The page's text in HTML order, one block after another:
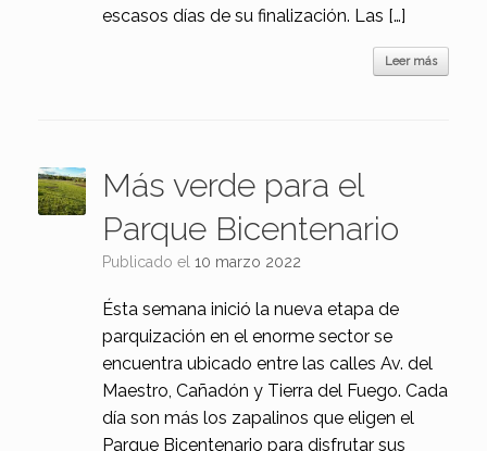
escasos días de su finalización. Las […]
Leer más
Más verde para el
Parque Bicentenario
Publicado el 10 marzo 2022
Ésta semana inició la nueva etapa de
parquización en el enorme sector se
encuentra ubicado entre las calles Av. del
Maestro, Cañadón y Tierra del Fuego. Cada
día son más los zapalinos que eligen el
Parque Bicentenario para disfrutar sus